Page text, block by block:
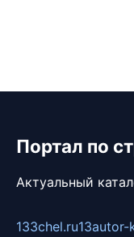
Портал по
Актуальный
133chel.ru13autor-